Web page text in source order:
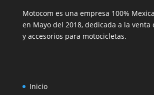
Motocom es una empresa 100%
en Mayo del 2018, dedicada a la venta
y accesorios para motocicletas.
Inicio